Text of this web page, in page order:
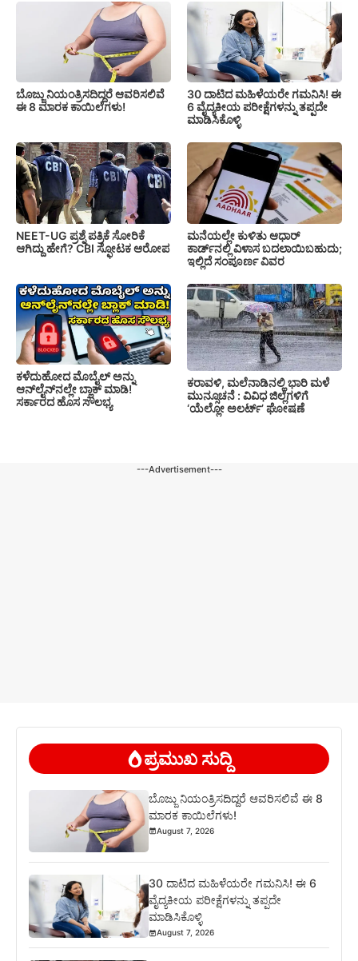
ಬೊಜ್ಜು ನಿಯಂತ್ರಿಸದಿದ್ದರೆ ಆವರಿಸಲಿವೆ
ಈ 8 ಮಾರಕ ಕಾಯಿಲೆಗಳು!
30 ದಾಟಿದ ಮಹಿಳೆಯರೇ ಗಮನಿಸಿ! ಈ
6 ವೈದ್ಯಕೀಯ ಪರೀಕ್ಷೆಗಳನ್ನು ತಪ್ಪದೇ
ಮಾಡಿಸಿಕೊಳ್ಳಿ
NEET-UG ಪ್ರಶ್ನೆ ಪತ್ರಿಕೆ ಸೋರಿಕೆ
ಆಗಿದ್ದು ಹೇಗೆ? CBI ಸ್ಫೋಟಕ ಆರೋಪ
ಮನೆಯಲ್ಲೇ ಕುಳಿತು ಆಧಾರ್
ಕಾರ್ಡ್‌ನಲ್ಲಿ ವಿಳಾಸ ಬದಲಾಯಿಬಹುದು;
ಇಲ್ಲಿದೆ ಸಂಪೂರ್ಣ ವಿವರ
ಕಳೆದುಹೋದ ಮೊಬೈಲ್ ಅನ್ನು
ಆನ್‌ಲೈನ್‌ನಲ್ಲೇ ಬ್ಲಾಕ್ ಮಾಡಿ!
ಸರ್ಕಾರದ ಹೊಸ ಸೌಲಭ್ಯ
ಕರಾವಳಿ, ಮಲೆನಾಡಿನಲ್ಲಿ ಭಾರಿ ಮಳೆ
ಮುನ್ಸೂಚನೆ : ವಿವಿಧ ಜಿಲ್ಲೆಗಳಿಗೆ
‘ಯೆಲ್ಲೋ ಅಲರ್ಟ್’ ಘೋಷಣೆ
---Advertisement---
ಪ್ರಮುಖ ಸುದ್ದಿ
ಬೊಜ್ಜು ನಿಯಂತ್ರಿಸದಿದ್ದರೆ ಆವರಿಸಲಿವೆ ಈ 8
ಮಾರಕ ಕಾಯಿಲೆಗಳು!
August 7, 2026
30 ದಾಟಿದ ಮಹಿಳೆಯರೇ ಗಮನಿಸಿ! ಈ 6
ವೈದ್ಯಕೀಯ ಪರೀಕ್ಷೆಗಳನ್ನು ತಪ್ಪದೇ
ಮಾಡಿಸಿಕೊಳ್ಳಿ
August 7, 2026